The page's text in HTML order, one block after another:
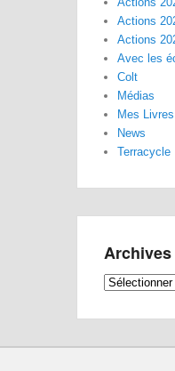
Actions
Actions
Avec les
Colt
Médias
Mes Livres
News
Terracycle
Archives
Archives